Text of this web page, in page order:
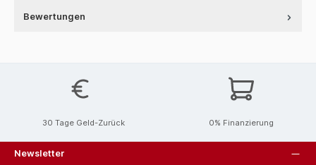
Bewertungen
30 Tage Geld-Zurück 0% Finanzierung
Newsletter